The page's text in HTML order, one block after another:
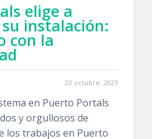
elige a
instalación:
con la
23 octubre, 2023
en Puerto Portals
y orgullosos de
los trabajos en Puerto